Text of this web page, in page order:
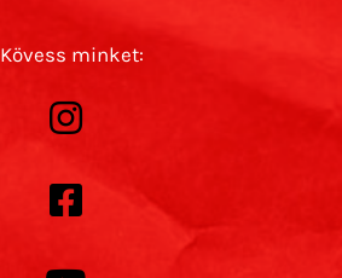
Kövess minket: